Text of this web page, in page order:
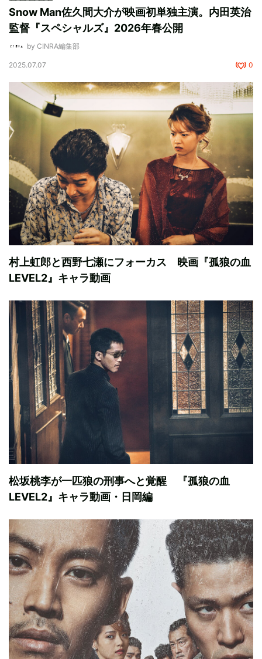
Snow Man佐久間大介が映画初単独主演。内田英治
監督『スペシャルズ』2026年春公開
by CINRA編集部
2025.07.07 0
村上虹郎と西野七瀬にフォーカス 映画『孤狼の血
LEVEL2』キャラ動画
松坂桃李が一匹狼の刑事へと覚醒 『孤狼の血
LEVEL2』キャラ動画・日岡編